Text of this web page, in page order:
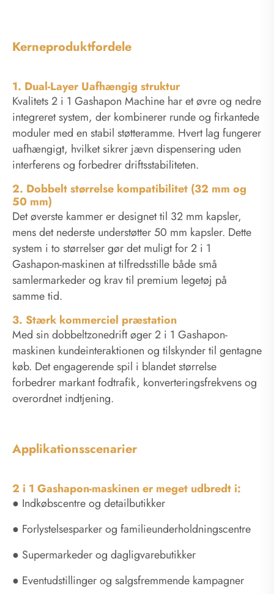
Kerneproduktfordele
1. Dual-Layer Uafhængig struktur
Kvalitets 2 i 1 Gashapon Machine har et øvre og nedre
integreret system, der kombinerer runde og firkantede
moduler med en stabil støtteramme. Hvert lag fungerer
uafhængigt, hvilket sikrer jævn dispensering uden
interferens og forbedrer driftsstabiliteten.
2. Dobbelt størrelse kompatibilitet (32 mm og
50 mm)
Det øverste kammer er designet til 32 mm kapsler,
mens det nederste understøtter 50 mm kapsler. Dette
system i to størrelser gør det muligt for 2 i 1
Gashapon-maskinen at tilfredsstille både små
samlermarkeder og krav til premium legetøj på
samme tid.
3. Stærk kommerciel præstation
Med sin dobbeltzonedrift øger 2 i 1 Gashapon-
maskinen kundeinteraktionen og tilskynder til gentagne
køb. Det engagerende spil i blandet størrelse
forbedrer markant fodtrafik, konverteringsfrekvens og
overordnet indtjening.
Applikationsscenarier
2 i 1 Gashapon-maskinen er meget udbredt i:
● Indkøbscentre og detailbutikker
● Forlystelsesparker og familieunderholdningscentre
● Supermarkeder og dagligvarebutikker
● Eventudstillinger og salgsfremmende kampagner